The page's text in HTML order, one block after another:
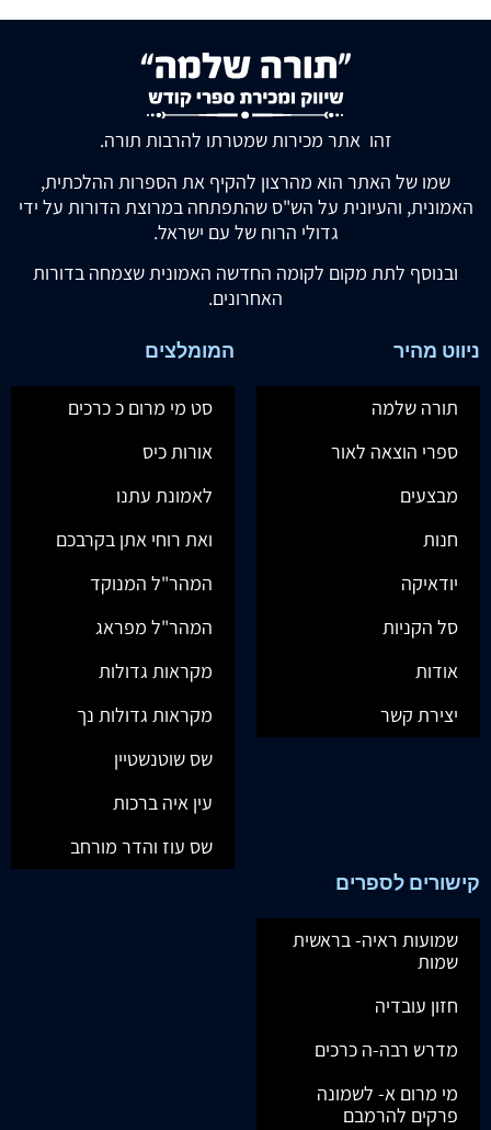
זהו אתר מכירות שמטרתו להרבות תורה.
שמו של האתר הוא מהרצון להקיף את הספרות ההלכתית,
האמונית, והעיונית על הש"ס שהתפתחה במרוצת הדורות על ידי
גדולי הרוח של עם ישראל.
ובנוסף לתת מקום לקומה החדשה האמונית שצמחה בדורות
האחרונים.
ניווט מהיר
תורה שלמה
ספרי הוצאה לאור
מבצעים
חנות
יודאיקה
סל הקניות
אודות
יצירת קשר
המומלצים
סט מי מרום כ כרכים
אורות כיס
לאמונת עתנו
ואת רוחי אתן בקרבכם
המהר"ל המנוקד
המהר"ל מפראג
מקראות גדולות
מקראות גדולות נך
שס שוטנשטיין
עין איה ברכות
שס עוז והדר מורחב
קישורים לספרים
שמועות ראיה- בראשית
שמות
חזון עובדיה
מדרש רבה-ה כרכים
מי מרום א- לשמונה
פרקים להרמבם